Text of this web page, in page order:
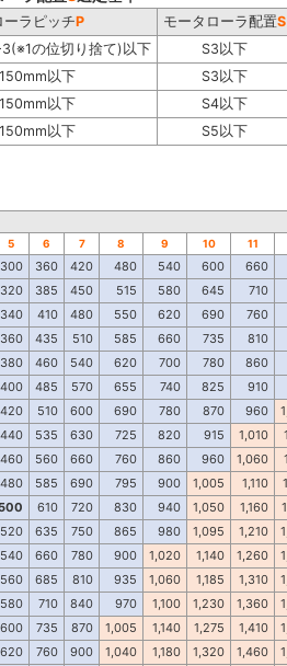
ーラピッチP モータローラ配置S
の位切り捨て)以下
S3以下
150mm以下
S3以下
150mm以下
S4以下
150mm以下 S5以下
5 6 7 8 9 10 11
300 360 420 480 540 600 660
320 385 450 515 580 645 710
340 410 480 550 620 690 760
360 435 510 585 660 735 810
380 460 540 620 700 780 860
400 485 570 655 740 825 910
420 510 600 690 780 870 960
440 535 630 725 820 915 1,010
460 560 660 760 860 960 1,060
480 585 690 795 900 1,005 1,110
610 720 830 940 1,050 1,160
520 635 750 865 980 1,095 1,210
540 660 780 900 1,020 1,140 1,260
560 685 810 935 1,060 1,185 1,310
580 710 840 970 1,100 1,230 1,360
600 735 870 1,005 1,140 1,275 1,410
620 760 900 1,040 1,180 1,320 1,460